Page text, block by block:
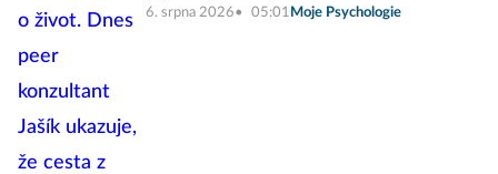
6. srpna 2026 05:01 Moje Psychologie